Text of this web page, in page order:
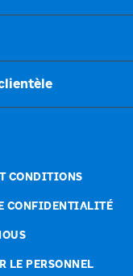
CONDITIONS
CONFIDENTIALITÉ
LE PERSONNEL